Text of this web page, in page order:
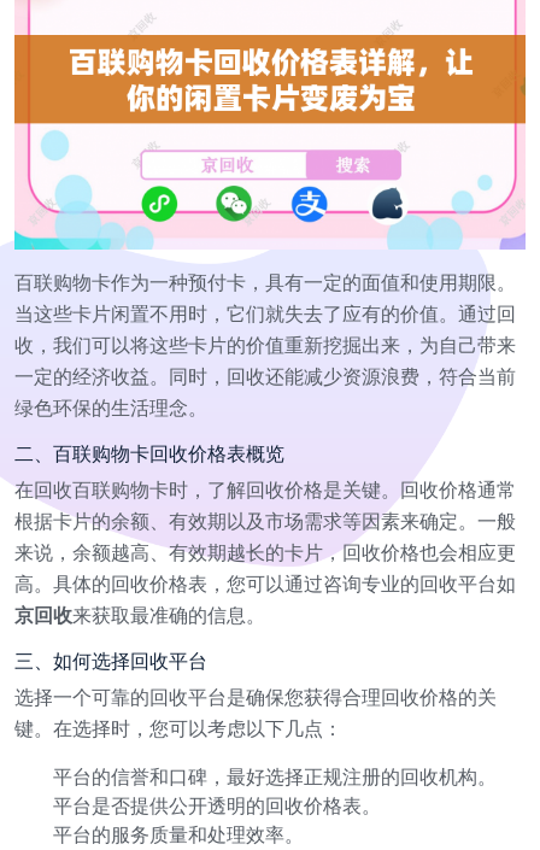
百联购物卡作为一种预付卡，具有一定的面值和使用期限。
当这些卡片闲置不用时，它们就失去了应有的价值。通过回
收，我们可以将这些卡片的价值重新挖掘出来，为自己带来
一定的经济收益。同时，回收还能减少资源浪费，符合当前
绿色环保的生活理念。
二、百联购物卡回收价格表概览
在回收百联购物卡时，了解回收价格是关键。回收价格通常
根据卡片的余额、有效期以及市场需求等因素来确定。一般
来说，余额越高、有效期越长的卡片，回收价格也会相应更
高。具体的回收价格表，您可以通过咨询专业的回收平台如
京回收来获取最准确的信息。
三、如何选择回收平台
选择一个可靠的回收平台是确保您获得合理回收价格的关
键。在选择时，您可以考虑以下几点：
平台的信誉和口碑，最好选择正规注册的回收机构。
平台是否提供公开透明的回收价格表。
平台的服务质量和处理效率。